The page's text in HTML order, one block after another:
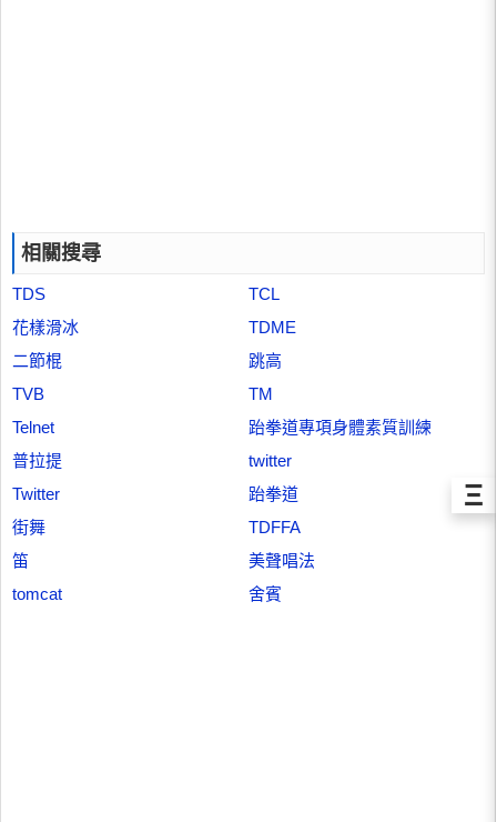
相關搜尋
TDS
TCL
花樣滑冰
TDME
二節棍
跳高
TVB
TM
Telnet
跆拳道專項身體素質訓練
普拉提
twitter
Twitter
跆拳道
街舞
TDFFA
笛
美聲唱法
tomcat
舍賓
Ξ